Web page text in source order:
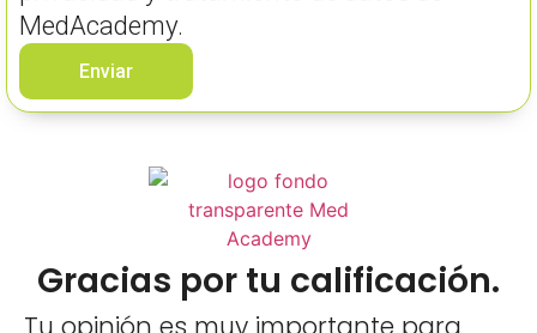
MedAcademy.
Enviar
Gracias por tu calificación.